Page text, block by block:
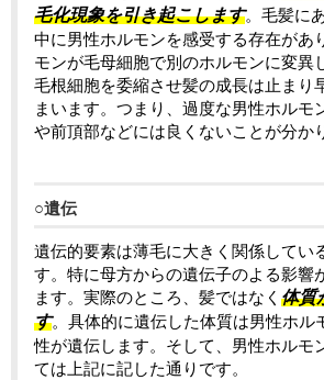
毛化現象を引き起こします。毛髪に
中に男性ホルモンを感受する存在があ
モンが毛母細胞で別のホルモンに変異
毛根細胞を委縮させ髪の成長は止まり
まいます。つまり、過度な男性ホルモ
や前頂部などには良くないことが分か
○遺伝
遺伝的要素は薄毛に大きく関係してい
す。特に母方からの遺伝子のよる影響
ます。実際のところ、髪ではなく 体質
す。具体的に遺伝した体質は男性ホル
性が遺伝します。そして、男性ホルモ
ては上記に記した通りです。